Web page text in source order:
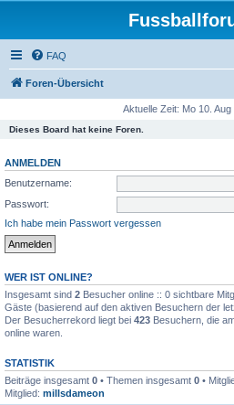
FAQ
Foren-Übersicht
Aktuelle Zeit: Mo 10.
Dieses Board hat keine Foren.
ANMELDEN
Benutzername:
Passwort:
Ich habe mein Passwort vergessen
WER IST ONLINE?
Insgesamt sind 2 Besucher online :: 0 sichtbare
Gäste (basierend auf den aktiven Besuchern der
Der Besucherrekord liegt bei 423 Besuchern, die
online waren.
STATISTIK
Beiträge insgesamt 0 • Themen insgesamt 0 •
Mitglied: millsdameon